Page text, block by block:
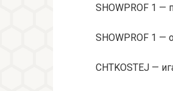
SHOWPROF 1 —
SHOWPROF 1 —
CHTKOSTEJ —